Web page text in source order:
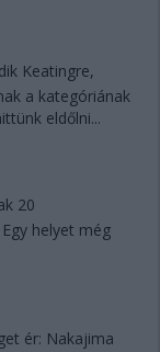
Keatingre,
a kategóriának
eldőlni...
20
helyet még
ér: Nakajima